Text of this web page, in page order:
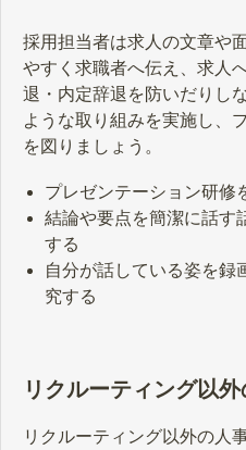
採用担当者は求人の文章や
やすく求職者へ伝え、求人
退・内定辞退を防いだりし
ような取り組みを実施し、
を図りましょう。
プレゼンテーション研修
結論や要点を簡潔に話す
する
自分が話している姿を録
究する
リクルーティング以
リクルーティング以外の人